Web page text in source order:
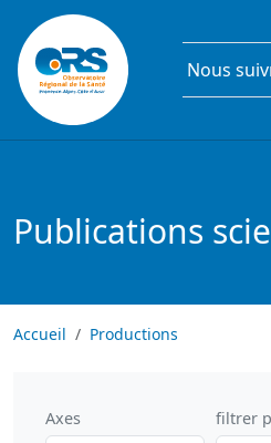
Aller au contenu principal
Nous
Publications
Accueil Productions
Axes filtrer